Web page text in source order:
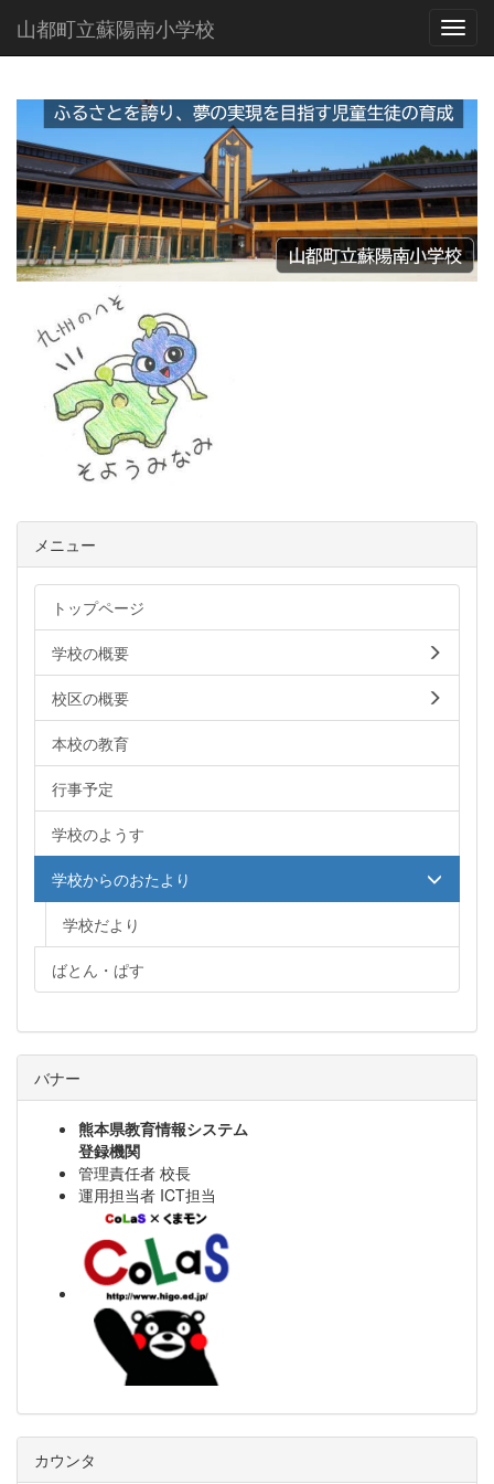
山都町立蘇陽南小学校
メニュー
トップページ
学校の概要
校区の概要
本校の教育
行事予定
学校のようす
学校からのおたより
学校だより
ばとん・ぱす
バナー
熊本県教育情報システム
登録機関
管理責任者 校長
運用担当者 ICT担当
カウンタ